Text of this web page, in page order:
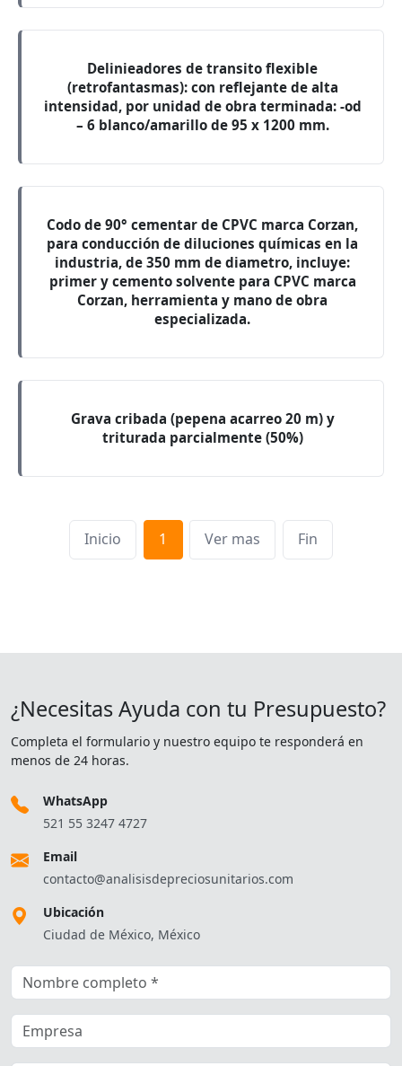
Delinieadores de transito flexible
(retrofantasmas): con reflejante de alta
intensidad, por unidad de obra terminada: -od
– 6 blanco/amarillo de 95 x 1200 mm.
Codo de 90° cementar de CPVC marca Corzan,
para conducción de diluciones químicas en la
industria, de 350 mm de diametro, incluye:
primer y cemento solvente para CPVC marca
Corzan, herramienta y mano de obra
especializada.
Grava cribada (pepena acarreo 20 m) y
triturada parcialmente (50%)
Inicio 1 Ver mas Fin
¿Necesitas Ayuda con tu Presupuesto?
Completa el formulario y nuestro equipo te responderá en
menos de 24 horas.
WhatsApp
521 55 3247 4727
Email
contacto@analisisdepreciosunitarios.com
Ubicación
Ciudad de México, México